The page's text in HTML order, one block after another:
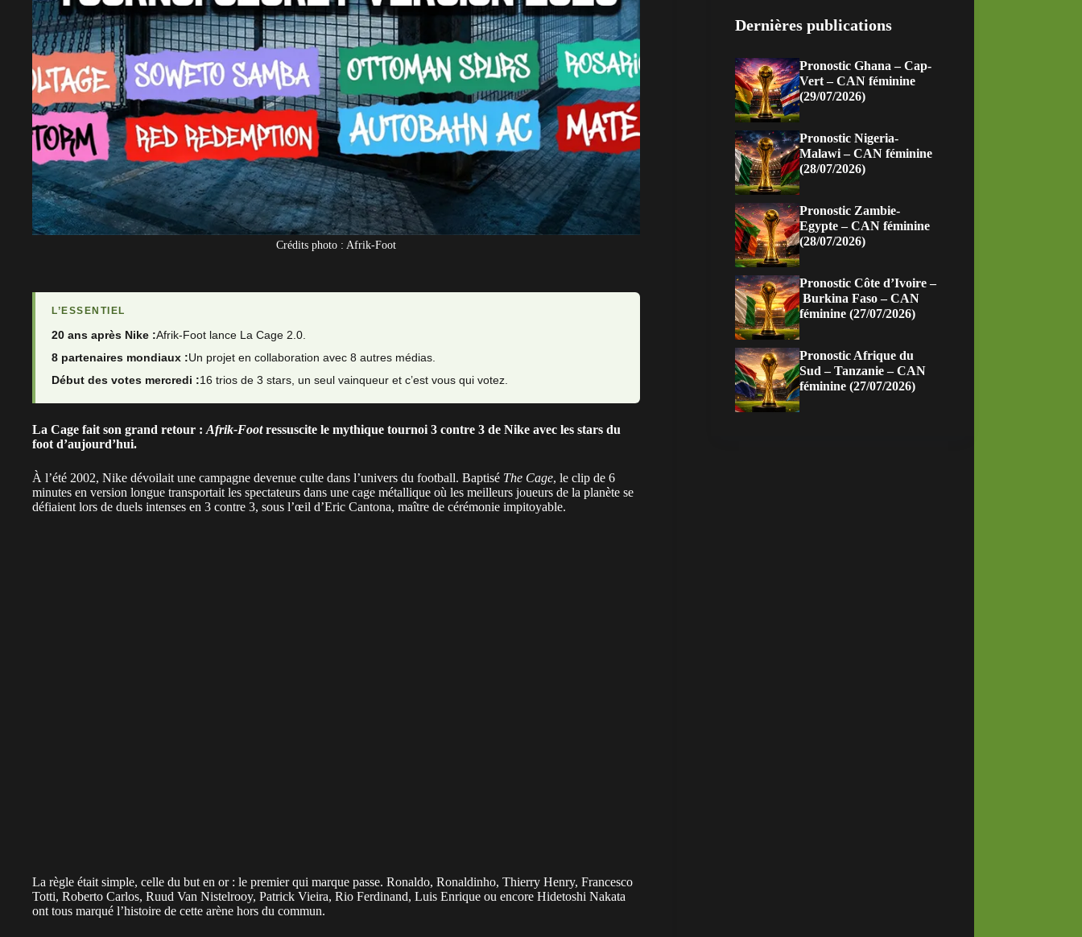
Crédits photo : Afrik-Foot
L’ESSENTIEL
20 ans après Nike :Afrik-Foot lance La Cage 2.0.
8 partenaires mondiaux :Un projet en collaboration avec 8 autres médias.
Début des votes mercredi :16 trios de 3 stars, un seul vainqueur et c’est vous qui votez.
La Cage fait son grand retour : Afrik-Footressuscite le mythique tournoi 3 contre 3 de Nike avec les stars du
foot d’aujourd’hui.
À l’été 2002, Nike dévoilait une campagne devenue culte dans l’univers du football. Baptisé The Cage, le clip de 6
minutes en version longue transportait les spectateurs dans une cage métallique où les meilleurs joueurs de la planète se
défiaient lors de duels intenses en 3 contre 3, sous l’œil d’Eric Cantona, maître de cérémonie impitoyable.
La règle était simple, celle du but en or : le premier qui marque passe. Ronaldo, Ronaldinho, Thierry Henry, Francesco
Totti, Roberto Carlos, Ruud Van Nistelrooy, Patrick Vieira, Rio Ferdinand, Luis Enrique ou encore Hidetoshi Nakata
ont tous marqué l’histoire de cette arène hors du commun.
Dernières publications
Pronostic Ghana – Cap-
Vert – CAN féminine
(29/07/2026)
Pronostic Nigeria-
Malawi – CAN féminine
(28/07/2026)
Pronostic Zambie-
Egypte – CAN féminine
(28/07/2026)
Pronostic Côte d’Ivoire –
Burkina Faso – CAN
féminine (27/07/2026)
Pronostic Afrique du
Sud – Tanzanie – CAN
féminine (27/07/2026)